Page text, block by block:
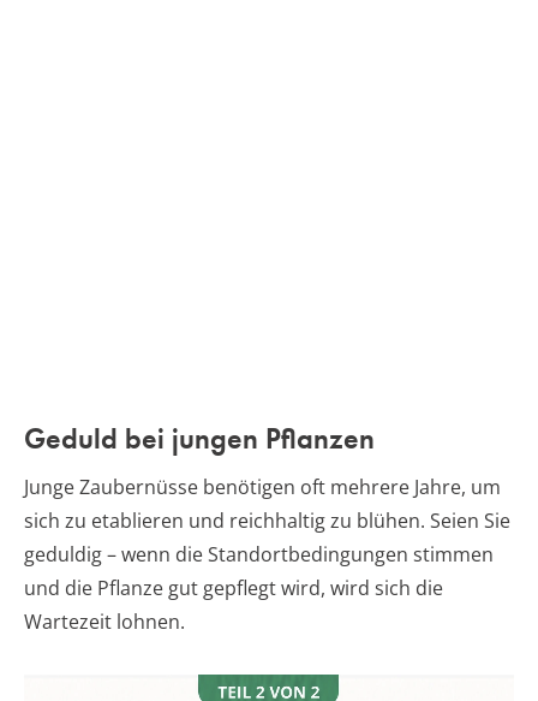
Geduld bei jungen Pflanzen
Junge Zaubernüsse benötigen oft mehrere Jahre, um
sich zu etablieren und reichhaltig zu blühen. Seien Sie
geduldig – wenn die Standortbedingungen stimmen
und die Pflanze gut gepflegt wird, wird sich die
Wartezeit lohnen.